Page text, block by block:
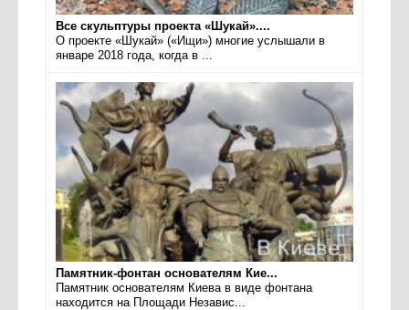
Все скульптуры проекта «Шукай»....
О проекте «Шукай» («Ищи») многие услышали в
январе 2018 года, когда в ...
Памятник-фонтан основателям Кие...
Памятник основателям Киева в виде фонтана
находится на Площади Независ...